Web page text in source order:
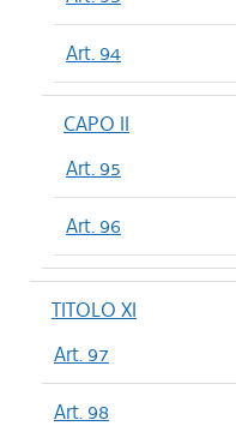
Art. 94
CAPO II
Art. 95
Art. 96
TITOLO XI
Art. 97
Art. 98